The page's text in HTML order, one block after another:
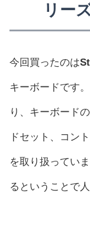
リーズ
今回買ったのは
キーボードです
り、キーボード
ドセット、コン
を取り扱ってい
るということで